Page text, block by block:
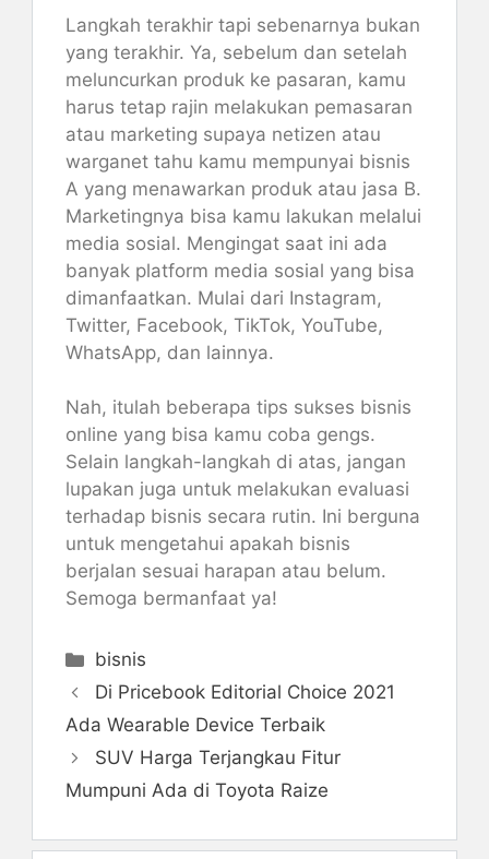
Langkah terakhir tapi sebenarnya bukan
yang terakhir. Ya, sebelum dan setelah
meluncurkan produk ke pasaran, kamu
harus tetap rajin melakukan pemasaran
atau marketing supaya netizen atau
warganet tahu kamu mempunyai bisnis
A yang menawarkan produk atau jasa B.
Marketingnya bisa kamu lakukan melalui
media sosial. Mengingat saat ini ada
banyak platform media sosial yang bisa
dimanfaatkan. Mulai dari Instagram,
Twitter, Facebook, TikTok, YouTube,
WhatsApp, dan lainnya.
Nah, itulah beberapa tips sukses bisnis
online yang bisa kamu coba gengs.
Selain langkah-langkah di atas, jangan
lupakan juga untuk melakukan evaluasi
terhadap bisnis secara rutin. Ini berguna
untuk mengetahui apakah bisnis
berjalan sesuai harapan atau belum.
Semoga bermanfaat ya!
Kategori
bisnis
Di Pricebook Editorial Choice 2021
Ada Wearable Device Terbaik
SUV Harga Terjangkau Fitur
Mumpuni Ada di Toyota Raize